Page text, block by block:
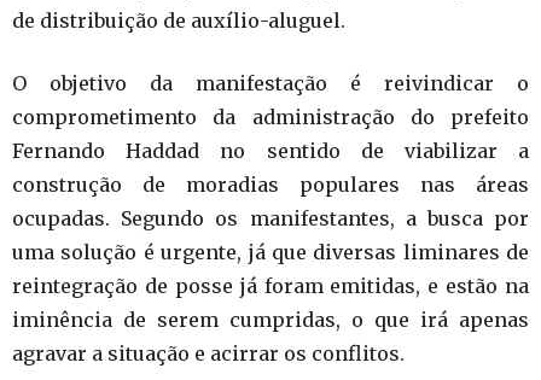
de distribuição de auxílio-aluguel.
O objetivo da manifestação é reivindicar o
comprometimento da administração do prefeito
Fernando Haddad no sentido de viabilizar a
construção de moradias populares nas áreas
ocupadas. Segundo os manifestantes, a busca por
uma solução é urgente, já que diversas liminares de
reintegração de posse já foram emitidas, e estão na
iminência de serem cumpridas, o que irá apenas
agravar a situação e acirrar os conflitos.